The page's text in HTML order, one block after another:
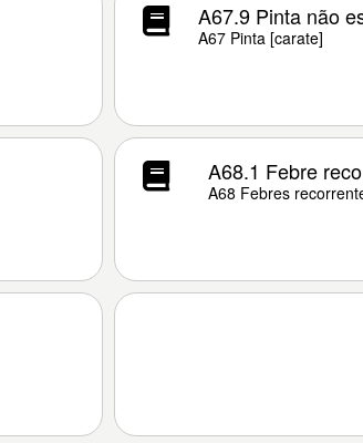
A67.9 Pinta não
A67 Pinta [carate]
A68.1 Febre
A68 Febres